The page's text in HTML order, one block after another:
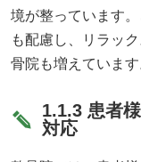
境が整っています
も配慮し、リラッ
骨院も増えています
1.1.3 患者
対応